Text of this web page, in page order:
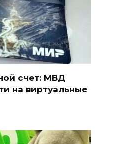
счет: МВД
на виртуальные